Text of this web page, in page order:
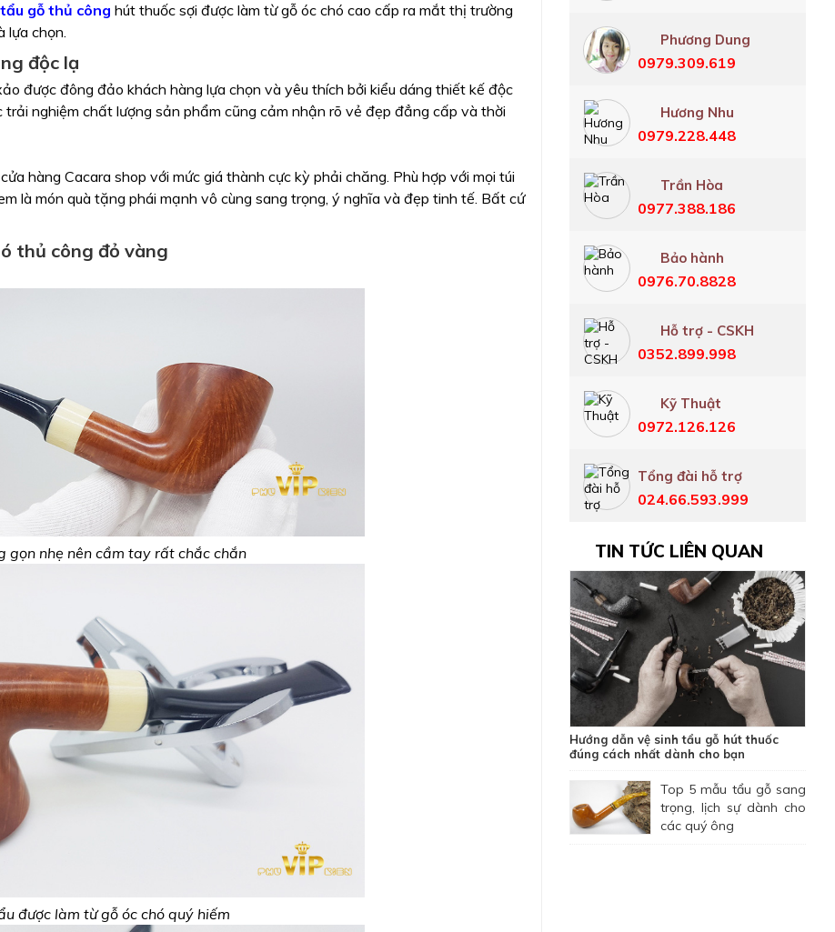
gỗ thủ công hút thuốc sợi được làm từ gỗ óc chó cao cấp ra mắt thị trường
lựa chọn.
độc lạ
được đông đảo khách hàng lựa chọn và yêu thích bởi kiểu dáng thiết kế độc
nghiệm chất lượng sản phẩm cũng cảm nhận rõ vẻ đẹp đẳng cấp và thời
hàng Cacara shop với mức giá thành cực kỳ phải chăng. Phù hợp với mọi túi
là món quà tặng phái mạnh vô cùng sang trọng, ý nghĩa và đẹp tinh tế. Bất cứ
thủ công đỏ vàng
gọn nhẹ nên cầm tay rất chắc chắn
được làm từ gỗ óc chó quý hiếm
Phương Dung
0979.309.619
Hương Nhu
0979.228.448
Trần Hòa
0977.388.186
Bảo hành
0976.70.8828
Hỗ trợ - CSKH
0352.899.998
Kỹ Thuật
0972.126.126
Tổng đài hỗ trợ
024.66.593.999
TIN TỨC LIÊN QUAN
Hướng dẫn vệ sinh tẩu gỗ hút thuốc
đúng cách nhất dành cho bạn
Top 5 mẫu tẩu gỗ sang
trọng, lịch sự dành cho
các quý ông